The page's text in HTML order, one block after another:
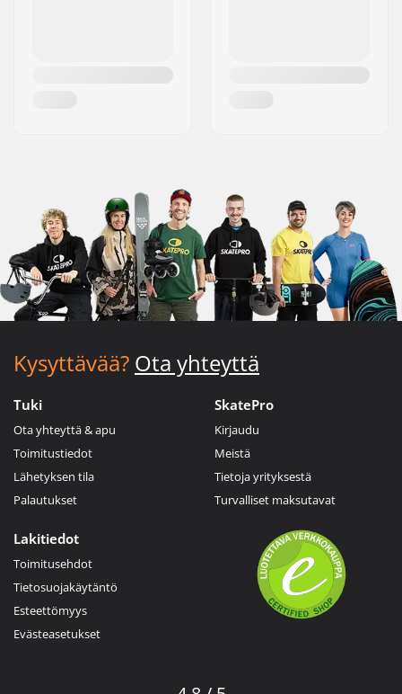
Kysyttävää? Ota yhteyttä
Tuki
Ota yhteyttä & apu
Toimitustiedot
Lähetyksen tila
Palautukset
SkatePro
Kirjaudu
Meistä
Tietoja yrityksestä
Turvalliset maksutavat
Lakitiedot
Toimitusehdot
Tietosuojakäytäntö
Esteettömyys
Evästeasetukset